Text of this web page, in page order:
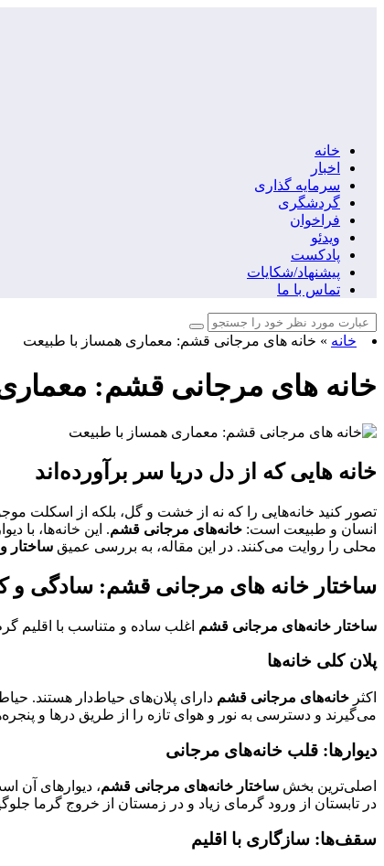
خانه
اخبار
سرمایه گذاری
گردشگری
فراخوان
ویدئو
پادکست
پیشنهاد/شکایات
تماس با ما
خانه » خانه‌ های مرجانی قشم: معماری همساز با طبیعت
خانه‌ های مرجانی قشم:
خانه‌ هایی که از دل دریا سر برآورده‌اند
تصور کنید خانه‌هایی را که نه از خشت و گل، بلکه از اسکلت
انسان و طبیعت است: خانه‌های مرجانی قشم. این خانه‌ها، با
محلی را روایت می‌کنند. در این مقاله، به بررسی عمیق ساختار
ساختار خانه‌ های مرجانی قشم: سادگی و
ساختار خانه‌های مرجانی قشم اغلب ساده و متناسب با اقلیم
پلان کلی خانه‌ها
اکثر خانه‌های مرجانی قشم دارای پلان‌های حیاط‌دار هستند.
می‌گیرند و دسترسی به نور و هوای تازه را از طریق درها و
دیوارها: قلب خانه‌های مرجانی
اصلی‌ترین بخش ساختار خانه‌های مرجانی قشم، دیوارهای آن
در تابستان از ورود گرمای زیاد و در زمستان از خروج گرما
سقف‌ها: سازگاری با اقلیم